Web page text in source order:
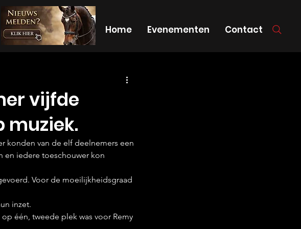
Home Evenementen Contact
vijfde
muziek.
konden van de elf deelnemers een
en iedere toeschouwer kon
Voor de moeilijkheidsgraad
inzet.
één, tweede plek was voor Remy